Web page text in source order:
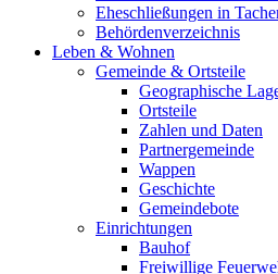
Eheschließungen in
Behördenverzeichnis
Leben & Wohnen
Gemeinde & Ortsteile
Geographische
Ortsteile
Zahlen und Daten
Partnergemeinde
Wappen
Geschichte
Gemeindebote
Einrichtungen
Bauhof
Freiwillige